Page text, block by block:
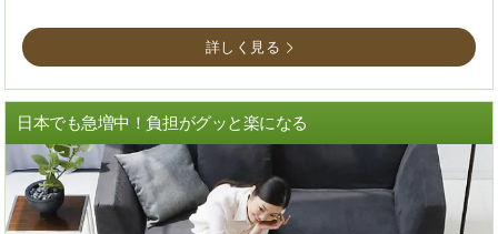
詳しく見る
日本でも急増中！負担がグッと楽になる